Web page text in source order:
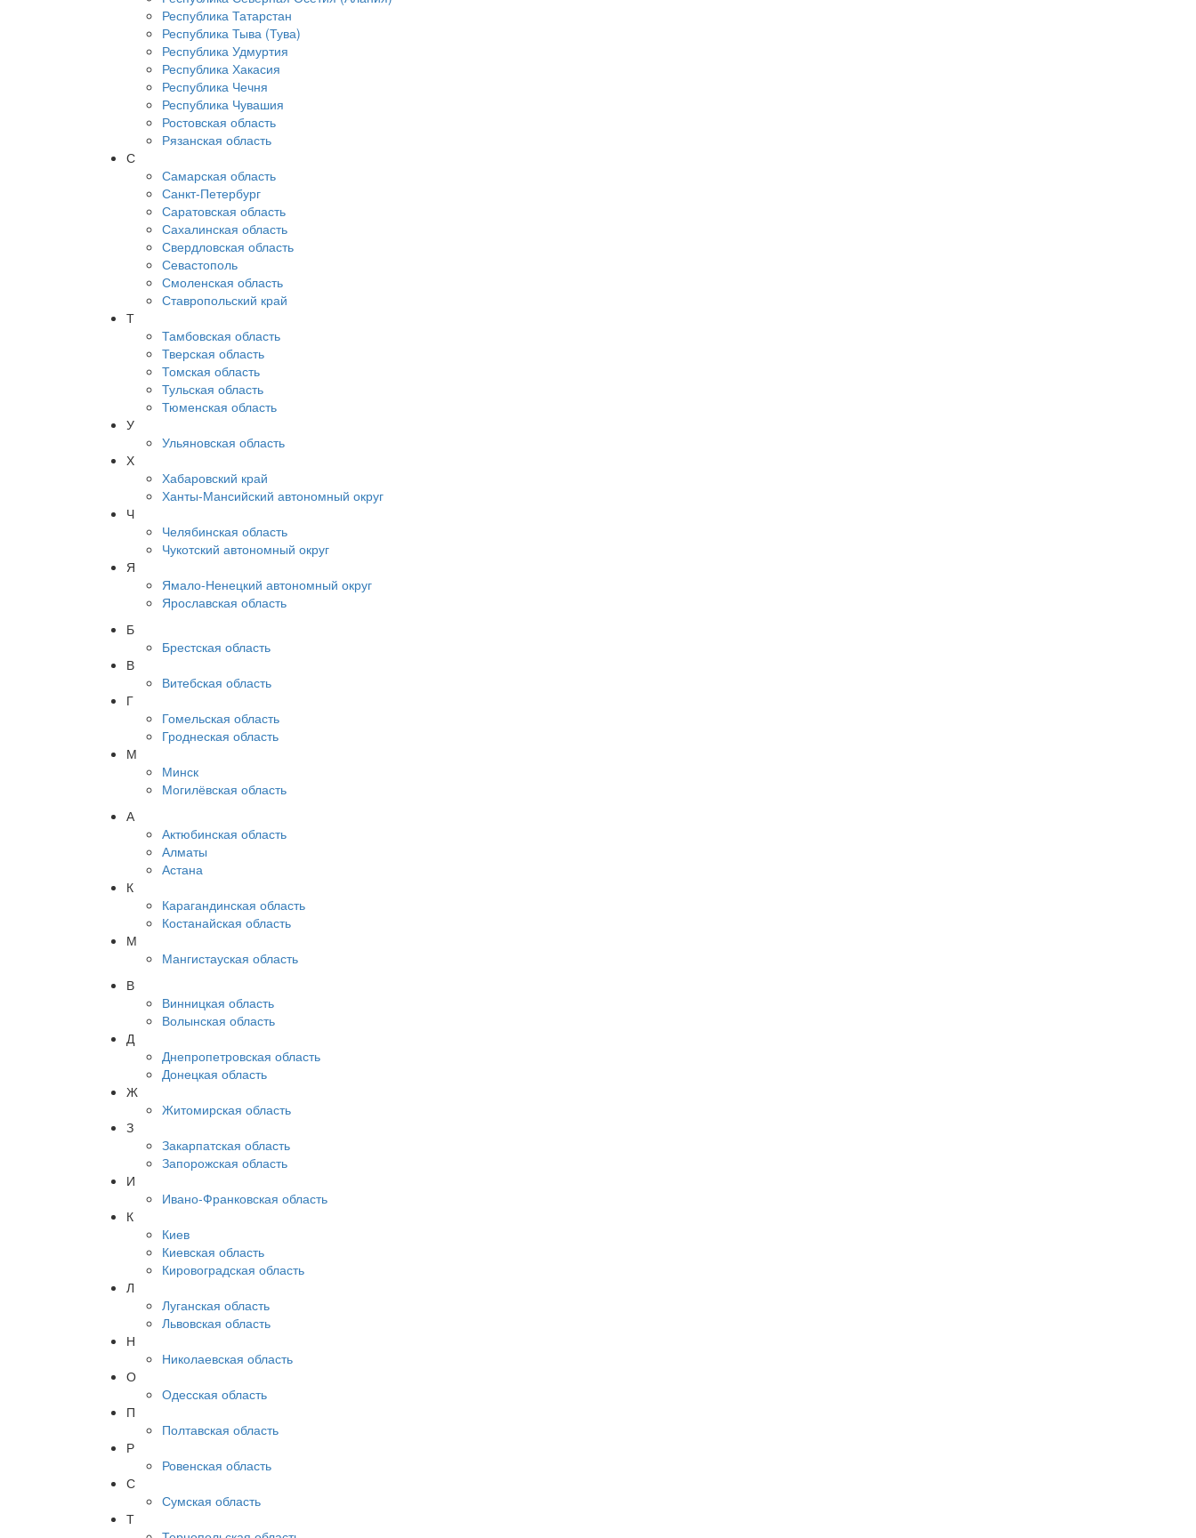
Республика Татарстан
Республика Тыва (Тува)
Республика Удмуртия
Республика Хакасия
Республика Чечня
Республика Чувашия
Ростовская область
Рязанская область
С
Самарская область
Санкт-Петербург
Саратовская область
Сахалинская область
Свердловская область
Севастополь
Смоленская область
Ставропольский край
Т
Тамбовская область
Тверская область
Томская область
Тульская область
Тюменская область
У
Ульяновская область
Х
Хабаровский край
Ханты-Мансийский автономный округ
Ч
Челябинская область
Чукотский автономный округ
Я
Ямало-Ненецкий автономный округ
Ярославская область
Б
Брестская область
В
Витебская область
Г
Гомельская область
Гроднеская область
М
Минск
Могилёвская область
А
Актюбинская область
Алматы
Астана
К
Карагандинская область
Костанайская область
М
Мангистауская область
В
Винницкая область
Волынская область
Д
Днепропетровская область
Донецкая область
Ж
Житомирская область
З
Закарпатская область
Запорожская область
И
Ивано-Франковская область
К
Киев
Киевская область
Кировоградская область
Л
Луганская область
Львовская область
Н
Николаевская область
О
Одесская область
П
Полтавская область
Р
Ровенская область
С
Сумская область
Т